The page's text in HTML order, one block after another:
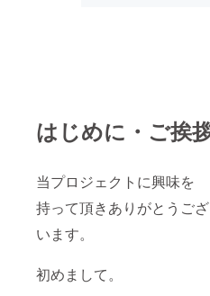
はじめに・ご挨
当プロジェクトに興味を
持って頂きありがとうござ
います。
初めまして。